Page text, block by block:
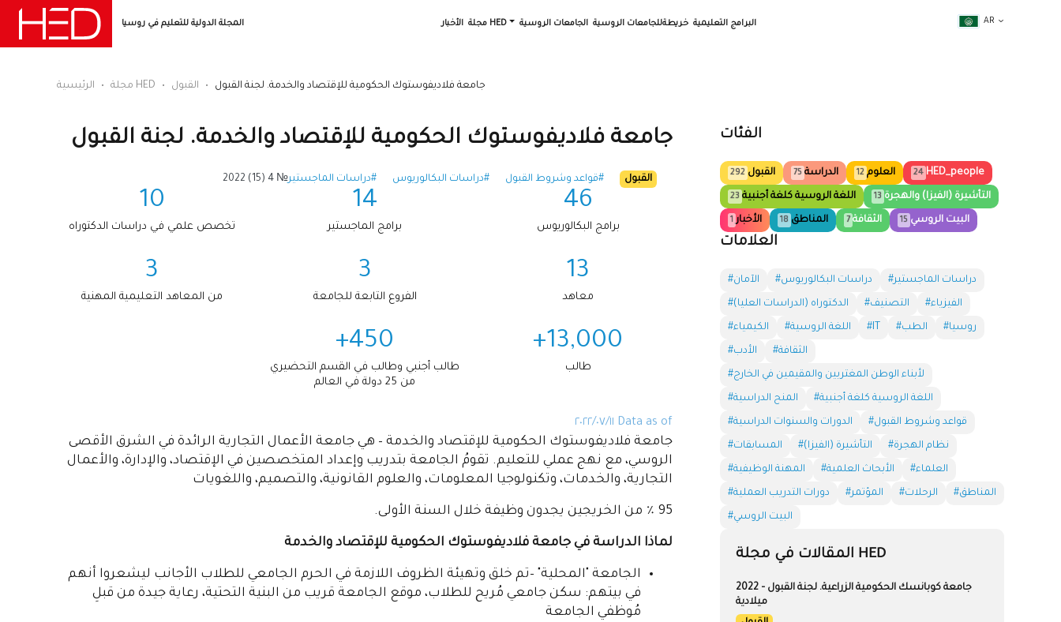
المجلة الدولية للتعليم في روسيا الأخبار مجلة HED الجامعات الروسية خريطةللجامعات الروسية البرامج التعليمية AR
الرئيسية مجلة HED القبول جامعة فلاديفوستوك الحكومية للإقتصاد والخدمة. لجنة القبول
جامعة فلاديفوستوك الحكومية للإقتصاد والخدمة. لجنة القبول
القبول #قواعد وشروط القبول #دراسات البكالوريوس #دراسات الماجستير№ 4 (15) 2022
46
برامج البكالوريوس
14
برامج الماجستير
10
تخصص علمي في دراسات الدكتوراه
13
معاهد
3
الفروع التابعة للجامعة
3
من المعاهد التعليمية المهنية
13,000+
طالب
450+
طالب أجنبي وطالب في القسم التحضيري
من 25 دولة في العالم
Data as of ١١‏/٠٧‏/٢٠٢٢
جامعة فلاديفوستوك الحكومية للإقتصاد والخدمة – هي جامعة الأعمال التجارية الرائدة في الشرق الأقصى
الروسي، مع نهج عملي للتعليم. تقومُ الجامعة بتدريب وإعداد المتخصصين في الإقتصاد، والإدارة، والأعمال
التجارية، والخدمات، وتكنولوجيا المعلومات، والعلوم القانونية، والتصميم، واللغويات
95 ٪ من الخريجين يجدون وظيفة خلال السنة الأولى.
لماذا الدراسة في جامعة فلاديفوستوك الحكومية للإقتصاد والخدمة
الجامعة "المحلية" –تم خلق وتهيئة الظروف اللازمة في الحرم الجامعي للطلاب الأجانب ليشعروا أنهم
في بيتهم: سكن جامعي مُريح للطلاب، موقع الجامعة قريب من البنية التحتية، رعاية جيدة من قبلِ
مُوظفي الجامعة
الفئات
القبول 292 الدراسة 75 العلوم 12 HED_people
24
اللغة الروسية كلغة أجنبية 23 التأشيرة (الفيزا) والهجرة 13
الأخبار 1 المناطق 18 الثقافة 7 البيت الروسي 15
العلامات
#الآمان #دراسات البكالوريوس #دراسات الماجستير
#الدكتوراه (الدراسات العليا) #التصنيف #الفيزياء
#الكيمياء #اللغة الروسية #IT #الطب #روسيا
#الأدب #الثقافة
#لأبناء الوطن المغتربين والمقيمين في الخارج
#المنح الدراسية #اللغة الروسية كلغة أجنبية
#الدورات والسنوات الدراسية #قواعد وشروط القبول
#المسابقات #التأشيرة (الفيزا) #نظام الهجرة
#المهنة الوظيفية #الأبحاث العلمية #العلماء
#دورات التدريب العملية #المؤتمر #الرحلات #المناطق
#البيت الروسي
المقالات في مجلة HED
جامعة كوبانسك الحكومية الزراعية. لجنة القبول – 2022
ميلادية